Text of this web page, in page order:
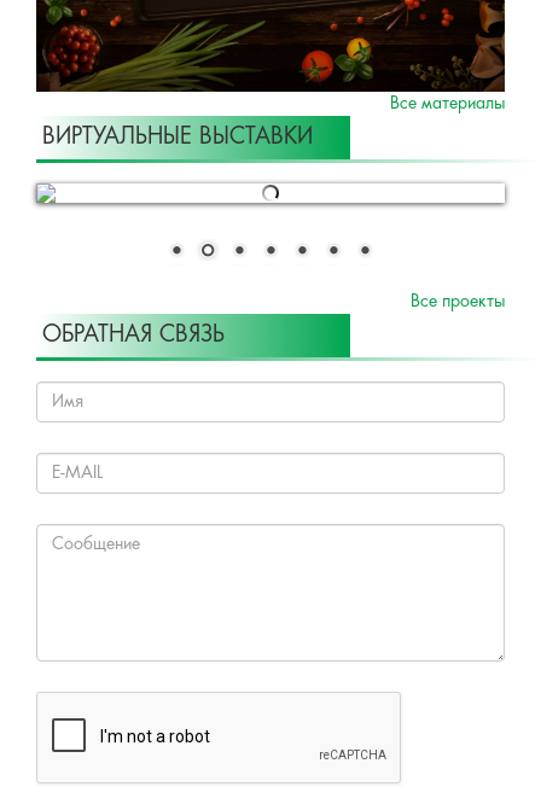
Все материалы
ВИРТУАЛЬНЫЕ ВЫСТАВКИ